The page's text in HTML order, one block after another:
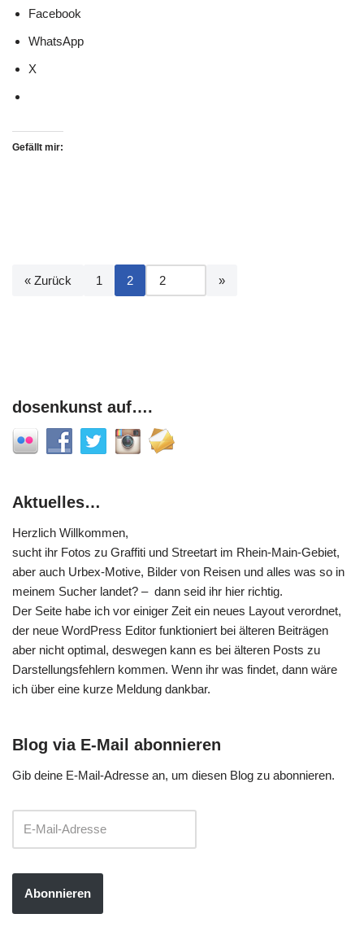
Facebook
WhatsApp
X
Gefällt mir:
« Zurück 1 2
dosenkunst auf….
Aktuelles…
Herzlich Willkommen,
sucht ihr Fotos zu Graffiti und Streetart im Rhein-Main-Gebiet,
aber auch Urbex-Motive, Bilder von Reisen und alles was so in
meinem Sucher landet? – dann seid ihr hier richtig.
Der Seite habe ich vor einiger Zeit ein neues Layout verordnet,
der neue WordPress Editor funktioniert bei älteren Beiträgen
aber nicht optimal, deswegen kann es bei älteren Posts zu
Darstellungsfehlern kommen. Wenn ihr was findet, dann wäre
ich über eine kurze Meldung dankbar.
Blog via E-Mail abonnieren
Gib deine E-Mail-Adresse an, um diesen Blog zu abonnieren.
Abonnieren